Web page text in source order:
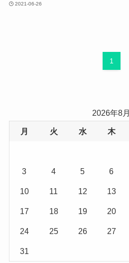
2021-06-26
1
2026年8月
月 火 水 木
3 4 5 6
10 11 12 13
17 18 19 20
24 25 26 27
31